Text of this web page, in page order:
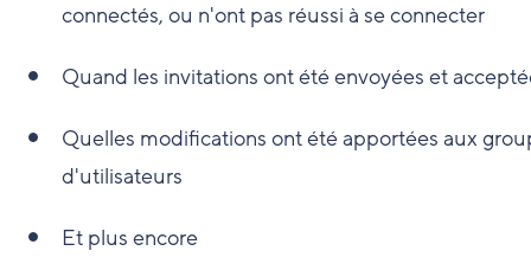
connectés, ou n'ont pas réussi à se connecter
Quand les invitations ont été envoyées et
Quelles modifications ont été apportées aux
d'utilisateurs
Et plus encore